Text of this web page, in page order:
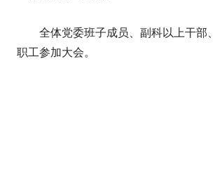
全体党委班子成员、副科以上干部
职工参加大会。